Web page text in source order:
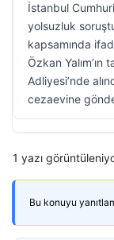
İstanbul
yolsuzluk
kapsamında
Özkan
Adliyesi’nde
cezaevine
1 yazı
Bu konuyu